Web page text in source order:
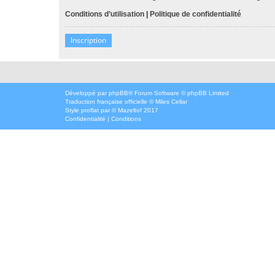
Conditions d’utilisation | Politique de confidentialité
Inscription
Développé par phpBB® Forum Software © phpBB Limited
Traduction française officielle ©Miles Cellar
Style proflat par ©Mazeltof 2017
Confidentialité | Conditions